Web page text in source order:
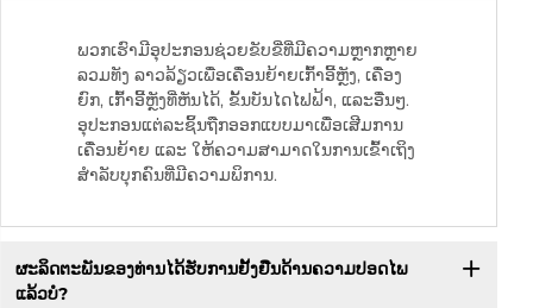
ພວກເຮົາມີອຸປະກອນຊ່ວຍຂັບຂີ່ທີ່ມີຄວາມຫຼາກຫຼາຍ
ລວມທັງ ລາວລ້ຽວເພື່ອເຄື່ອນຍ້າຍເກົ້າອີ້ຫຼັງ, ເຄື່ອງ
ຍົກ, ເກົ້າອີ້ຫຼັງທີ່ຫັນໄດ້, ຂັ້ນບັນໄດໄຟຟ້າ, ແລະອື່ນໆ.
ອຸປະກອນແຕ່ລະຊິ້ນຖືກອອກແບບມາເພື່ອເສີມການ
ເຄື່ອນຍ້າຍ ແລະ ໃຫ້ຄວາມສາມາດໃນການເຂົ້າເຖິງ
ສຳລັບບຸກຄົນທີ່ມີຄວາມພິການ.
ຜະລິດຕະພັນຂອງທ່ານໄດ້ຮັບການຢັ້ງຢືນດ້ານຄວາມປອດໄພ
ແລ້ວບໍ?